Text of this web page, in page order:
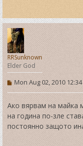
RRSunknown
Elder God
P
o
s
t
Mon Aug 02, 2010
Ако вярвам на майка
на година по-зле
постоянно защото